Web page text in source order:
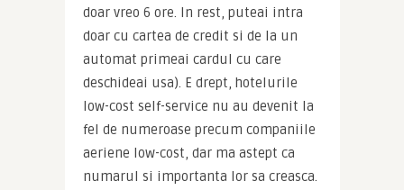
doar vreo 6 ore. In rest, puteai intra
doar cu cartea de credit si de la un
automat primeai cardul cu care
deschideai usa). E drept, hotelurile
low-cost self-service nu au devenit la
fel de numeroase precum companiile
aeriene low-cost, dar ma astept ca
numarul si importanta lor sa creasca.